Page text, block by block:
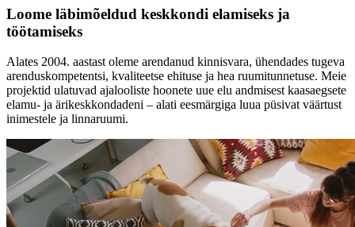
Loome läbimõeldud keskkondi elamiseks ja
töötamiseks
Alates 2004. aastast oleme arendanud kinnisvara, ühendades tugeva
arenduskompetentsi, kvaliteetse ehituse ja hea ruumitunnetuse. Meie
projektid ulatuvad ajalooliste hoonete uue elu andmisest kaasaegsete
elamu- ja ärikeskkondadeni – alati eesmärgiga luua püsivat väärtust
inimestele ja linnaruumi.